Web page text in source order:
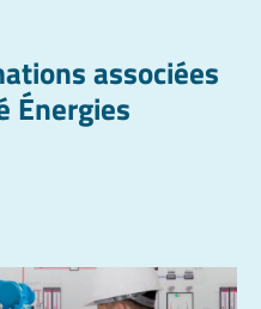
associées
Énergies